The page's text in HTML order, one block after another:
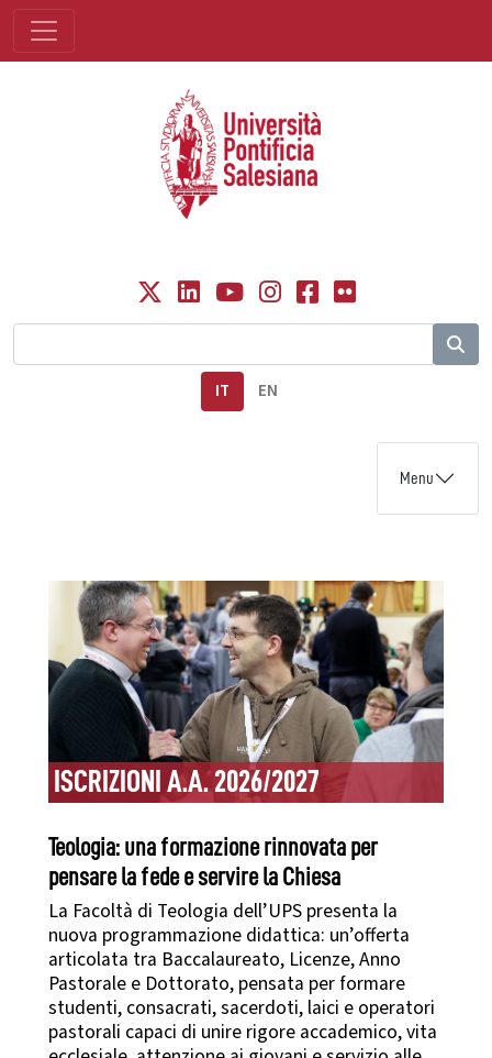
IT EN
Menu
ISCRIZIONI A.A. 2026/2027
Teologia: una formazione rinnovata per
pensare la fede e servire la Chiesa
La Facoltà di Teologia dell’UPS presenta la
nuova programmazione didattica: un’offerta
articolata tra Baccalaureato, Licenze, Anno
Pastorale e Dottorato, pensata per formare
studenti, consacrati, sacerdoti, laici e operatori
pastorali capaci di unire rigore accademico, vita